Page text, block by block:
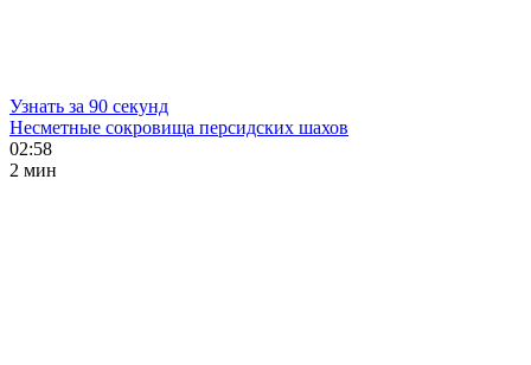
Узнать за 90 секунд
Несметные сокровища персидских шахов
02:58
2 мин